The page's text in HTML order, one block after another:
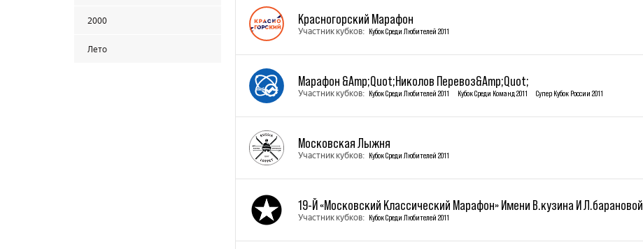
2000
Лето
Красногорский Марафон
Участник кубков: Кубок Среди Любителей 2011
Марафон &Amp;Quot;Николов Перевоз&Amp;Quot;
Участник кубков: Кубок Среди Любителей 2011 Кубок Среди Команд 2011 Супер Кубок России 2011
Московская Лыжня
Участник кубков: Кубок Среди Любителей 2011
19-Й «Московский Классический Марафон» Имени В.кузина И Л.барановой
Участник кубков: Кубок Среди Любителей 2011